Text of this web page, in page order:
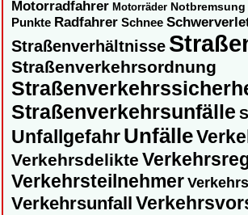
Motorradfahrer Motorräder Notbremsung
Punkte Radfahrer Schnee
Straßenverhältnisse
Straßenverkehrsordnung
Straßenverkehrsunfälle
UnfallgefahrUnfälle
Verkehrsdelikte
Verkehrsteilnehmer
Verkehrsunfall